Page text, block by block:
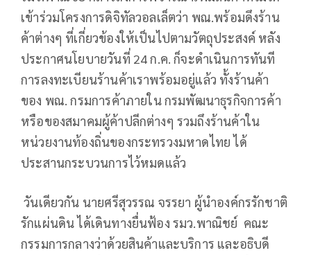
เข้าร่วมโครงการดิจิทัลวอลเล็ตว่า พณ.พร้อมดึงร้าน
ค้าต่างๆ ที่เกี่ยวข้องให้เป็นไปตามวัตถุประสงค์ หลัง
ประกาศนโยบายวันที่ 24 ก.ค. ก็จะดำเนินการทันที
การลงทะเบียนร้านค้าเราพร้อมอยู่แล้ว ทั้งร้านค้า
ของ พณ. กรมการค้าภายใน กรมพัฒนาธุรกิจการค้า
หรือของสมาคมผู้ค้าปลีกต่างๆ รวมถึงร้านค้าใน
หน่วยงานท้องถิ่นของกระทรวงมหาดไทย ได้
ประสานกระบวนการไว้หมดแล้ว
วันเดียวกัน นายศรีสุวรรณ จรรยา ผู้นำองค์กรรักชาติ
รักแผ่นดิน ได้เดินทางยื่นฟ้อง รมว.พาณิชย์ คณะ
กรรมการกลางว่าด้วยสินค้าและบริการ และอธิบดี